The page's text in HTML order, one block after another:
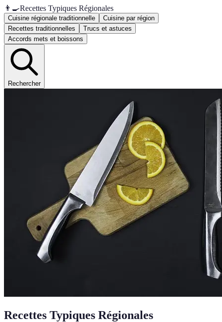
👨‍🍳Recettes Typiques Régionales
Cuisine régionale traditionnelle
Cuisine par région
Recettes traditionnelles
Trucs et astuces
Accords mets et boissons
Rechercher
Recettes Typiques Régionales